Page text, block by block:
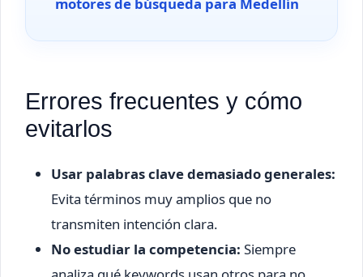
Errores frecuentes y cómo
evitarlos
Usar palabras clave demasiado generales:
Evita términos muy amplios que no
transmiten intención clara.
No estudiar la competencia: Siempre